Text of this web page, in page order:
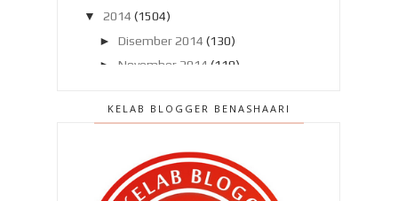
▼
2014 (1504)
► Disember 2014 (130)
► November 2014 (119)
▼ September 2014 (121)
BENASHAARI.COM !
Header baru lagi !
KELAB BLOGGER BENASHAARI